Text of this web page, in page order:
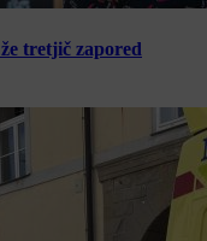
tretjič zapored